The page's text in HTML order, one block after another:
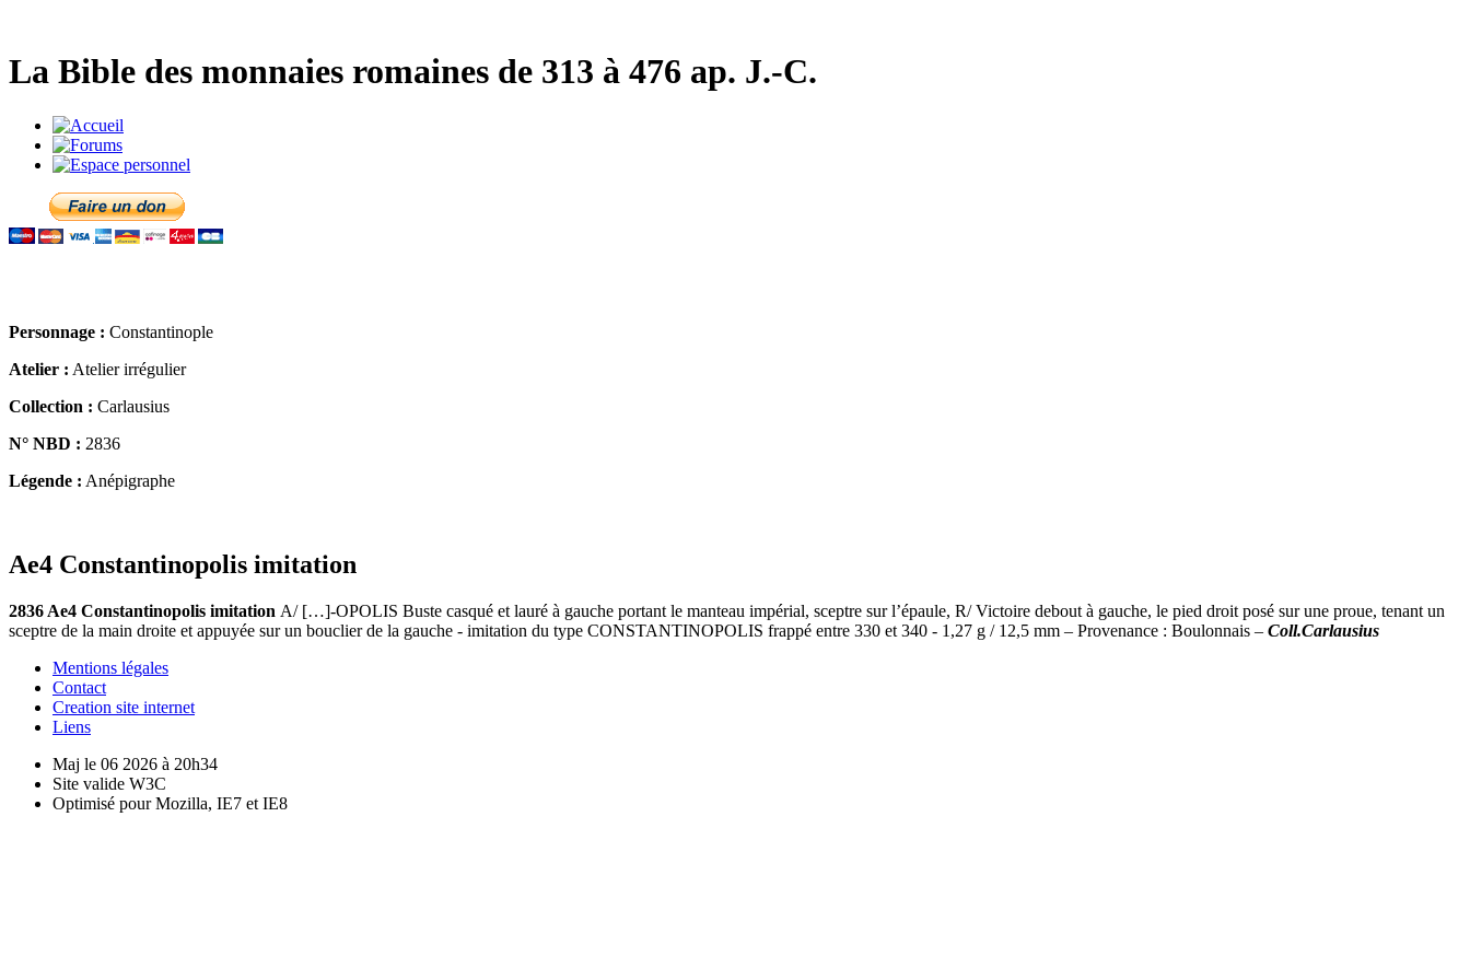
La Bible des monnaies romaines de 313 à 476 ap. J.-C.
Personnage : Constantinople
Atelier : Atelier irrégulier
Collection : Carlausius
N° NBD : 2836
Légende : Anépigraphe
Ae4 Constantinopolis imitation
2836 Ae4 Constantinopolis imitation A/ […]-OPOLIS Buste casqué et lauré à gauche portant le manteau impérial, sceptre sur l’épaule, R/ Victoire debout à gauche, le pied droit posé sur une proue, tenant un
sceptre de la main droite et appuyée sur un bouclier de la gauche - imitation du type CONSTANTINOPOLIS frappé entre 330 et 340 - 1,27 g / 12,5 mm – Provenance : Boulonnais – Coll.Carlausius
Mentions légales
Contact
Creation site internet
Liens
Maj le 06 2026 à 20h34
Site valide W3C
Optimisé pour Mozilla, IE7 et IE8